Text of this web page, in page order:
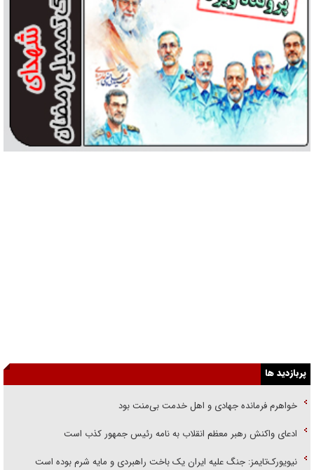
پربازدید ها
خواهرم فرمانده جهادی و اهل خدمت بی‌منت بود
ادعای واکنش رهبر معظم انقلاب به نامه رئیس جمهور کذب است
نیویورک‌تایمز: جنگ علیه ایران یک باخت راهبردی و مایه شرم بوده است